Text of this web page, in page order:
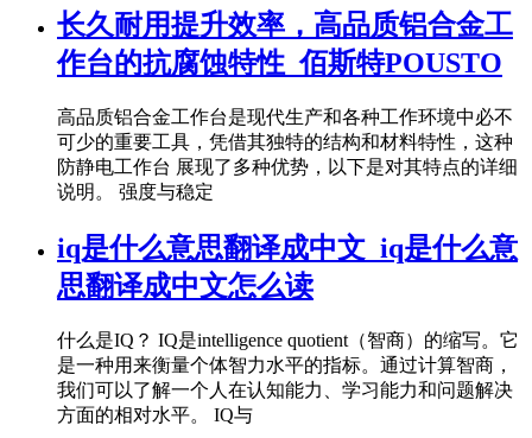
长久耐用提升效率，高品质铝合金工
作台的抗腐蚀特性_佰斯特POUSTO
高品质铝合金工作台是现代生产和各种工作环境中必不
可少的重要工具，凭借其独特的结构和材料特性，这种
防静电工作台 展现了多种优势，以下是对其特点的详细
说明。 强度与稳定
iq是什么意思翻译成中文_iq是什么意
思翻译成中文怎么读
什么是IQ？ IQ是intelligence quotient（智商）的缩写。它
是一种用来衡量个体智力水平的指标。通过计算智商，
我们可以了解一个人在认知能力、学习能力和问题解决
方面的相对水平。 IQ与